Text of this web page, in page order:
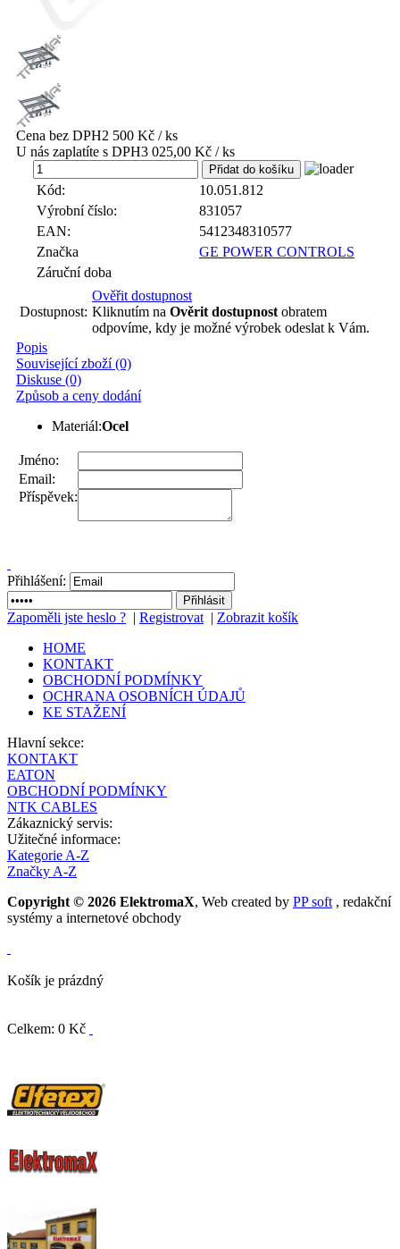
Cena bez DPH2 500 Kč / ks
U nás zaplatíte s DPH3 025,00 Kč / ks
Kód:
10.051.812
Výrobní číslo:
831057
EAN:
5412348310577
Značka
GE POWER CONTROLS
Záruční doba
Dostupnost:
Ověřit dostupnost
Kliknutím na Ověrit dostupnost obratem
odpovíme, kdy je možné výrobek odeslat k Vám.
Popis
Související zboží (0)
Diskuse (0)
Způsob a ceny dodání
Materiál:Ocel
Jméno:
Email:
Příspěvek:
Přihlášení:
Zapoměli jste heslo ? | Registrovat | Zobrazit košík
HOME
KONTAKT
OBCHODNÍ PODMÍNKY
OCHRANA OSOBNÍCH ÚDAJŮ
KE STAŽENÍ
Hlavní sekce:
KONTAKT
EATON
OBCHODNÍ PODMÍNKY
NTK CABLES
Zákaznický servis:
Užitečné informace:
Kategorie A-Z
Značky A-Z
Copyright © 2026 ElektromaX, Web created by PP soft , redakční
systémy a internetové obchody
Košík je prázdný
Celkem: 0 Kč